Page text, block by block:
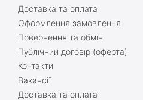
Доставка та оплата
Оформлення замовлення
Повернення та обмін
Публічний договір (оферта)
Контакти
Вакансії
Доставка та оплата